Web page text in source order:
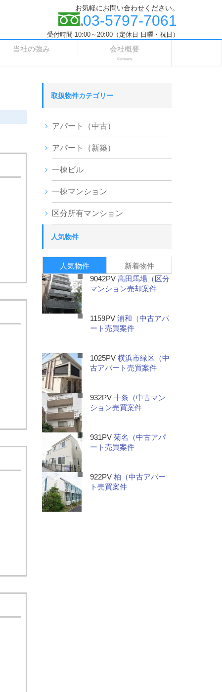
お気軽にお問い合わせください。
03-5797-7061
受付時間 10:00～20:00（定休日 日曜・祝日）
当社の強み 会社概要
Company
取扱物件カテゴリー
アパート（中古）
アパート（新築）
一棟ビル
一棟マンション
区分所有マンション
人気物件
人気物件
新着物件
9042PV 高田馬場（区分
マンション売却案件
1159PV 浦和（中古アパ
ート売買案件
1025PV 横浜市緑区（中
古アパート売買案件
932PV 十条（中古マン
ション売買案件
931PV 菊名（中古アパ
ート売買案件
922PV 柏（中古アパー
ト売買案件